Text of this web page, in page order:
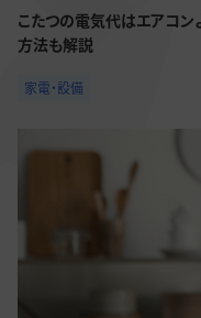
こたつの電気代はエアコ
方法も解説
家電・設備